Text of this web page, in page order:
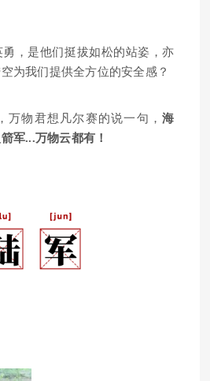
，是他们挺拔如松的站姿，亦
为我们提供全方位的安全感？
万物君想凡尔赛的说一句，海
军...万物云都有！